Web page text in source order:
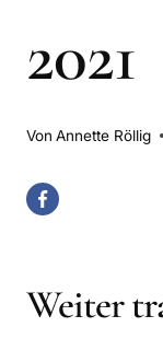
2021
Von Annette Röllig
Weiter